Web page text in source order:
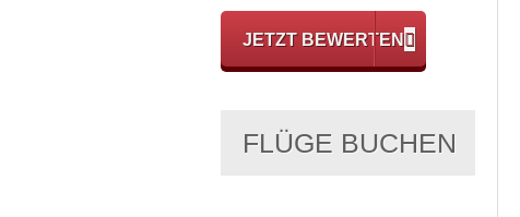
JETZT BEWERTEN
FLÜGE BUCHEN